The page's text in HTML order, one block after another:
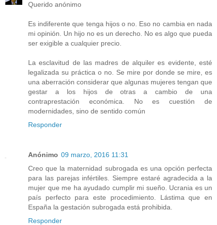
Querido anónimo
Es indiferente que tenga hijos o no. Eso no cambia en nada
mi opinión. Un hijo no es un derecho. No es algo que pueda
ser exigible a cualquier precio.
La esclavitud de las madres de alquiler es evidente, esté
legalizada su práctica o no. Se mire por donde se mire, es
una aberración considerar que algunas mujeres tengan que
gestar a los hijos de otras a cambio de una
contraprestación económica. No es cuestión de
modernidades, sino de sentido común
Responder
Anónimo 09 marzo, 2016 11:31
Creo que la maternidad subrogada es una opción perfecta
para las parejas infértiles. Siempre estaré agradecida a la
mujer que me ha ayudado cumplir mi sueño. Ucrania es un
país perfecto para este procedimiento. Lástima que en
España la gestación subrogada está prohibida.
Responder